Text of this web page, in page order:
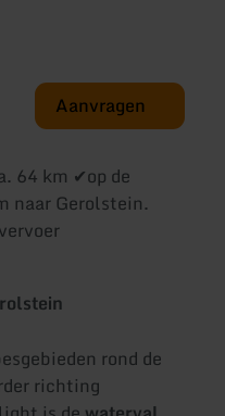
Aanvragen
64 km ✔op de
naar Gerolstein.
rond de
richting